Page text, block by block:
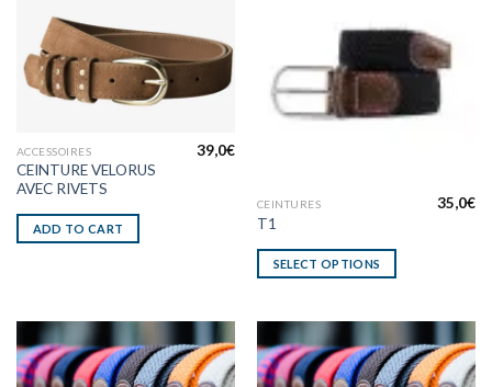
ACCESSOIRES
CEINTURE VELORUS
AVEC RIVETS
39,0€
ADD TO CART
CEINTURES
T1
35,0€
SELECT OPTIONS